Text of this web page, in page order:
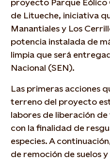
proyecto Parque Eólico
de Litueche, iniciativa
Manantiales y Los
potencia instalada de
limpia que será
Nacional (SEN).
Las primeras acciones
terreno del proyecto
labores de liberación
con la finalidad de
especies. A
de remoción de suelos